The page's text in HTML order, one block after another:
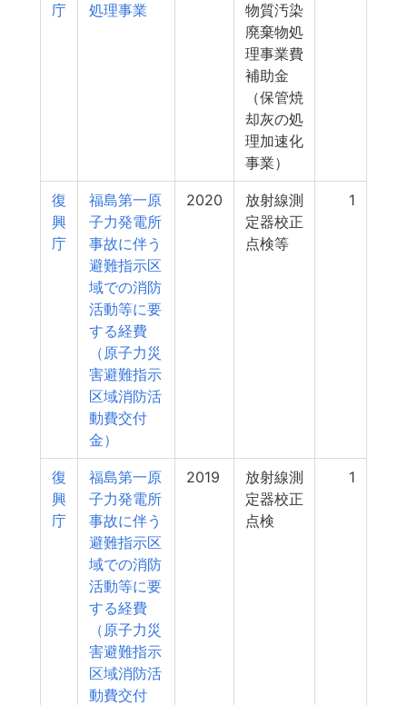
庁
処理事業
物質汚染
廃棄物処
理事業費
補助金
（保管焼
却灰の処
理加速化
事業）
復
興
庁
福島第一原
子力発電所
事故に伴う
避難指示区
域での消防
活動等に要
する経費
（原子力災
害避難指示
区域消防活
動費交付
金）
2020
放射線測
定器校正
点検等
1
復
興
庁
福島第一原
子力発電所
事故に伴う
避難指示区
域での消防
活動等に要
する経費
（原子力災
害避難指示
区域消防活
動費交付
2019
放射線測
定器校正
点検
1